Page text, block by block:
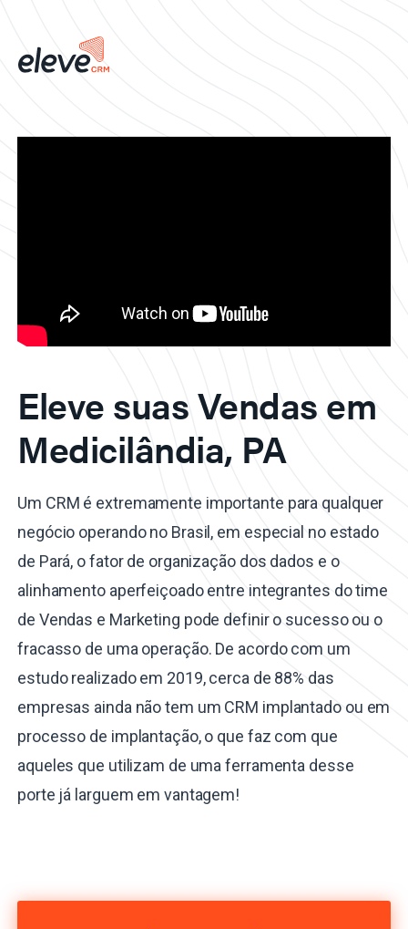
Eleve suas Vendas em
Medicilândia, PA
Um CRM é extremamente importante para qualquer
negócio operando no Brasil, em especial no estado
de Pará, o fator de organização dos dados e o
alinhamento aperfeiçoado entre integrantes do time
de Vendas e Marketing pode definir o sucesso ou o
fracasso de uma operação. De acordo com um
estudo realizado em 2019, cerca de 88% das
empresas ainda não tem um CRM implantado ou em
processo de implantação, o que faz com que
aqueles que utilizam de uma ferramenta desse
porte já larguem em vantagem!